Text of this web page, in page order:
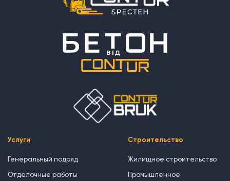
Услуги
Генеральный подряд
Отделочные работы
Строительство
Жилищное строительство
Промышленное